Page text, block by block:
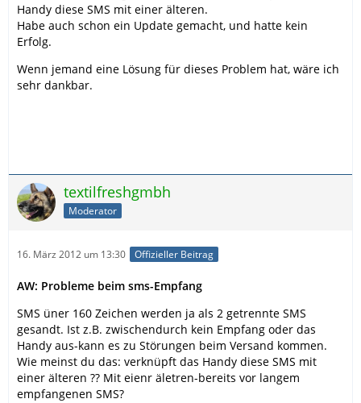
Handy diese SMS mit einer älteren.
Habe auch schon ein Update gemacht, und hatte kein
Erfolg.
Wenn jemand eine Lösung für dieses Problem hat, wäre ich
sehr dankbar.
textilfreshgmbh
Moderator
16. März 2012 um 13:30 Offizieller Beitrag
AW: Probleme beim sms-Empfang
SMS üner 160 Zeichen werden ja als 2 getrennte SMS
gesandt. Ist z.B. zwischendurch kein Empfang oder das
Handy aus-kann es zu Störungen beim Versand kommen.
Wie meinst du das: verknüpft das Handy diese SMS mit
einer älteren ?? Mit eienr äletren-bereits vor langem
empfangenen SMS?